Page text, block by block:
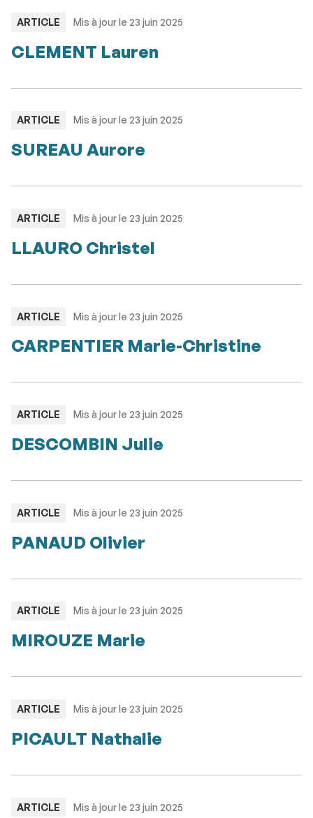
TYPE
ARTICLE Mis à jour le 23 juin 2025
CLEMENT Lauren
TYPE
ARTICLE Mis à jour le 23 juin 2025
SUREAU Aurore
TYPE
ARTICLE Mis à jour le 23 juin 2025
LLAURO Christel
TYPE
ARTICLE Mis à jour le 23 juin 2025
CARPENTIER Marie-Christine
TYPE
ARTICLE Mis à jour le 23 juin 2025
DESCOMBIN Julie
TYPE
ARTICLE Mis à jour le 23 juin 2025
PANAUD Olivier
TYPE
ARTICLE Mis à jour le 23 juin 2025
MIROUZE Marie
TYPE
ARTICLE Mis à jour le 23 juin 2025
PICAULT Nathalie
TYPE
ARTICLE Mis à jour le 23 juin 2025